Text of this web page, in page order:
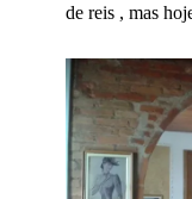
de reis , mas